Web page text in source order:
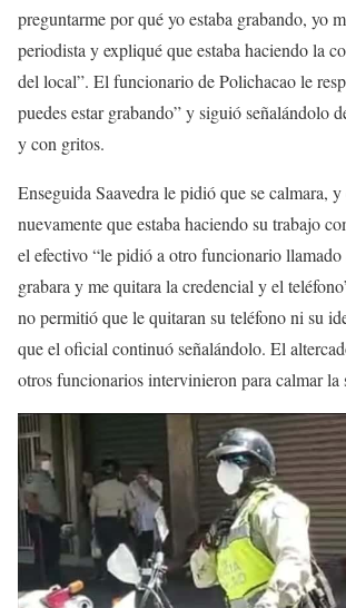
preguntarme por qué yo estaba grabando, yo
periodista y expliqué que estaba haciendo la
del local”. El funcionario de Polichacao le
puedes estar grabando” y siguió señalándolo
y con gritos.
Enseguida Saavedra le pidió que se calmara,
nuevamente que estaba haciendo su trabajo
el efectivo “le pidió a otro funcionario llamado
grabara y me quitara la credencial y el
no permitió que le quitaran su teléfono ni su
que el oficial continuó señalándolo. El
otros funcionarios intervinieron para calmar la